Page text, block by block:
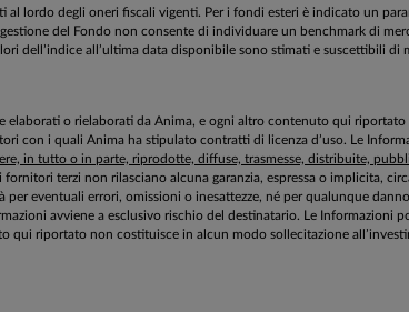
al lordo degli oneri fiscali vigenti. Per i fondi esteri è indicato un
del Fondo non consente di individuare un benchmark di
dell’indice all’ultima data disponibile sono stimati e suscettibili
o rielaborati da Anima, e ogni altro contenuto qui
con i quali Anima ha stipulato contratti di licenza d’uso. Le
in tutto o in parte, riprodotte, diffuse, trasmesse, distribuite,
fornitori terzi non rilasciano alcuna garanzia, espressa o implicita,
eventuali errori, omissioni o inesattezze, né per qualunque
avviene a esclusivo rischio del destinatario. Le Informazioni
qui riportato non costituisce in alcun modo sollecitazione